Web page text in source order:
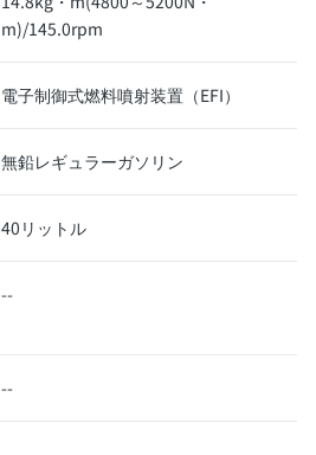
m)/145.0rpm
電子制御式燃料噴射装置（EFI）
無鉛レギュラーガソリン
40リットル
--
--